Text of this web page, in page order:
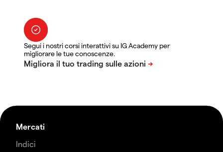
Segui i nostri corsi interattivi su IG Academy per
migliorare le tue conoscenze.
Mercati
Indici